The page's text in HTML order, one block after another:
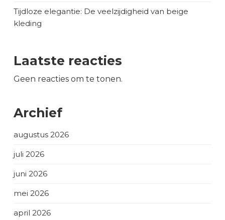
Tijdloze elegantie: De veelzijdigheid van beige
kleding
Laatste reacties
Geen reacties om te tonen.
Archief
augustus 2026
juli 2026
juni 2026
mei 2026
april 2026